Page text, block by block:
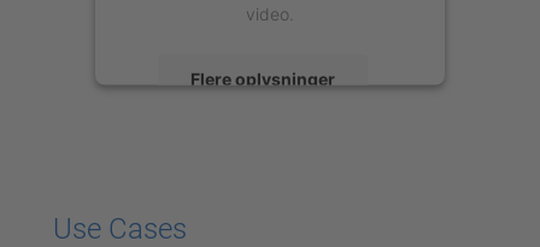
video.
Flere oplysninger
Use Cases